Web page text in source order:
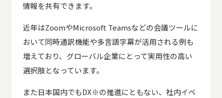
情報を共有できます。
近年はZoomやMicrosoft Teamsなどの会議ツールに
おいて同時通訳機能や多言語字幕が活用される例も
増えており、グローバル企業にとって実用性の高い
選択肢となっています。
また日本国内でもDX※の推進にともない、社内イベ